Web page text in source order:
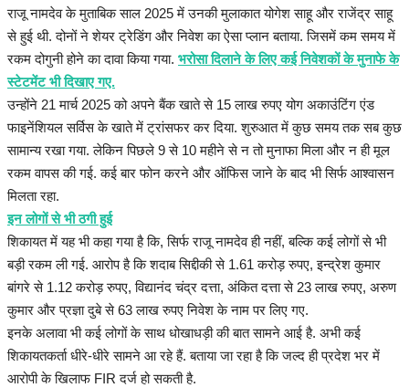
राजू नामदेव के मुताबिक साल 2025 में उनकी मुलाकात योगेश साहू और राजेंद्र साहू
से हुई थी. दोनों ने शेयर ट्रेडिंग और निवेश का ऐसा प्लान बताया. जिसमें कम समय में
रकम दोगुनी होने का दावा किया गया. भरोसा दिलाने के लिए कई निवेशकों के मुनाफे के
स्टेटमेंट भी दिखाए गए.
उन्होंने 21 मार्च 2025 को अपने बैंक खाते से 15 लाख रुपए योग अकाउंटिंग एंड
फाइनेंशियल सर्विस के खाते में ट्रांसफर कर दिया. शुरुआत में कुछ समय तक सब कुछ
सामान्य रखा गया. लेकिन पिछले 9 से 10 महीने से न तो मुनाफा मिला और न ही मूल
रकम वापस की गई. कई बार फोन करने और ऑफिस जाने के बाद भी सिर्फ आश्वासन
मिलता रहा.
इन लोगों से भी ठगी हुई
शिकायत में यह भी कहा गया है कि, सिर्फ राजू नामदेव ही नहीं, बल्कि कई लोगों से भी
बड़ी रकम ली गई. आरोप है कि शदाब सिद्दीकी से 1.61 करोड़ रुपए, इन्द्रेश कुमार
बांगरे से 1.12 करोड़ रुपए, विद्यानंद चंद्र दत्ता, अंकित दत्ता से 23 लाख रुपए, अरुण
कुमार और प्रज्ञा दुबे से 63 लाख रुपए निवेश के नाम पर लिए गए.
इनके अलावा भी कई लोगों के साथ धोखाधड़ी की बात सामने आई है. अभी कई
शिकायतकर्ता धीरे-धीरे सामने आ रहे हैं. बताया जा रहा है कि जल्द ही प्रदेश भर में
आरोपी के खिलाफ FIR दर्ज हो सकती है.